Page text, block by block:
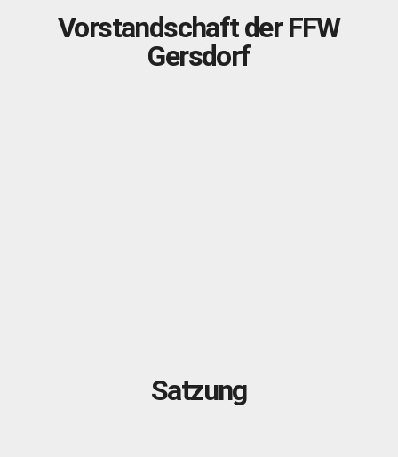
Vorstandschaft der FFW
Gersdorf
Satzung